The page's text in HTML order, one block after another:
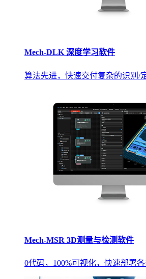
Mech-DLK 深度学习软件
算法先进，快速交付复杂的识别/
Mech-MSR 3D测量与检测软件
0代码，100%可视化，快速部署各